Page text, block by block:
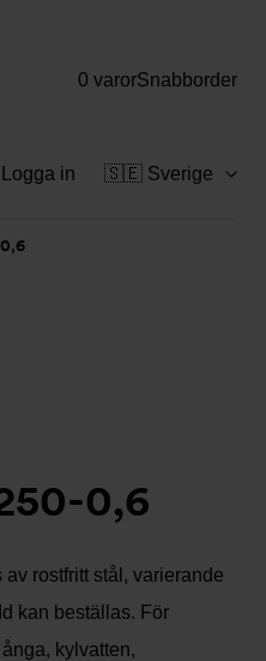
0 varorSnabborder
Logga in 🇸🇪 Sverige
0,6
rostfritt stål, varierande
kan beställas. För
kylvatten,